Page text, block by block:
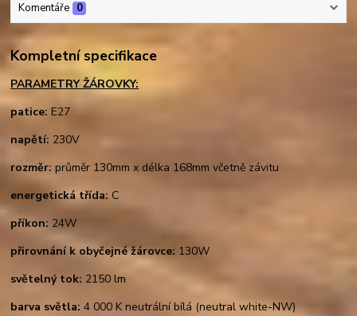
Komentáře 0
Kompletní specifikace
PARAMETRY ŽÁROVKY:
patice: E27
napětí: 230V
rozměr: průměr 130mm x délka 168mm včetně závitu
energetická třída: C
příkon: 24W
přirovnání k obyčejné žárovce: 130W
světelný tok: 2150 lm
barva světla: 4 000 K neutrální bílá (neutral white-NW)